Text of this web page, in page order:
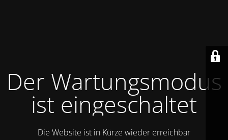
Der Wartungsmodus
ist eingeschaltet
Die Website ist in Kürze wieder erreichbar